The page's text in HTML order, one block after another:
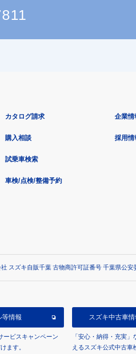
カタログ請求
購入相談
試乗車検索
車検/点検/整備予約
企業情
採用情
スズキ自販千葉 古物商許可証番号 千葉県公
等情報
ービスキャンペーン
ます。
スズキ中古車情
「安心・納得・充実
えるスズキ公式中古車